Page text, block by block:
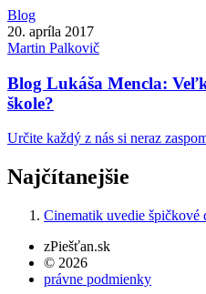
Blog
20. apríla 2017
Martin Palkovič
Blog Lukáša Mencla:
škole?
Určite každý z nás si neraz
Najčítanejšie
Cinematik uvedie špičkové
zPiešťan.sk
© 2026
právne podmienky